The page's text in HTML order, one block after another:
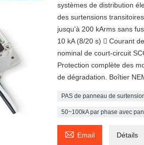
systèmes de distribution
des surtensions
jusqu'à 200 kArms sans
10 kA (8/20 s)  Courant
nominal de court-circuit
Protection complète des
de dégradation. Boîtier
PAS de panneau de
50~100kA par phase avec
 Email Détails